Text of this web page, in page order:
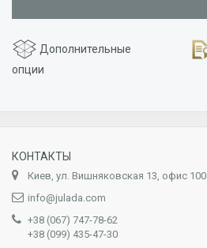
Дополнительные
опции
КОНТАКТЫ
Киев, ул. Вишняковская 13, офис 100
info@julada.com
+38 (067) 747-78-62
+38 (099) 435-47-30